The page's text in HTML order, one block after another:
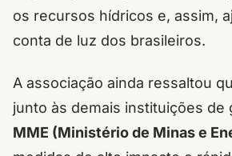
os recursos hídricos e, assim,
conta de luz dos brasileiros.
A associação ainda ressaltou
junto às demais instituições de
MME (Ministério de Minas e